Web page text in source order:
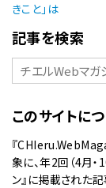
きこと」は
記事を検索
このサイトに
『
象に、年2回（4月
ン』に掲載された